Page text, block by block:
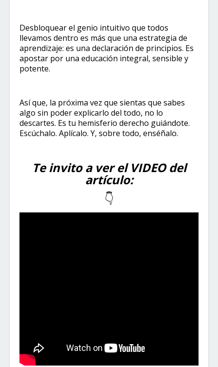
Desbloquear el genio intuitivo que todos
llevamos dentro es más que una estrategia de
aprendizaje: es una declaración de principios. Es
apostar por una educación integral, sensible y
potente.
Así que, la próxima vez que sientas que sabes
algo sin poder explicarlo del todo, no lo
descartes. Es tu hemisferio derecho guiándote.
Escúchalo. Aplícalo. Y, sobre todo, enséñalo.
Te invito a ver el VIDEO del
artículo:
👇